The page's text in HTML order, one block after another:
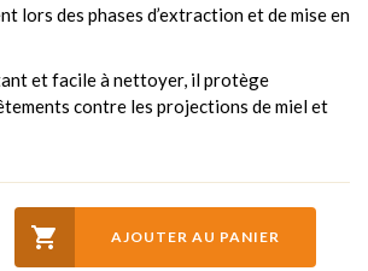
lors des phases d’extraction et de mise en
et facile à nettoyer, il protège
contre les projections de miel et
 AJOUTER AU PANIER